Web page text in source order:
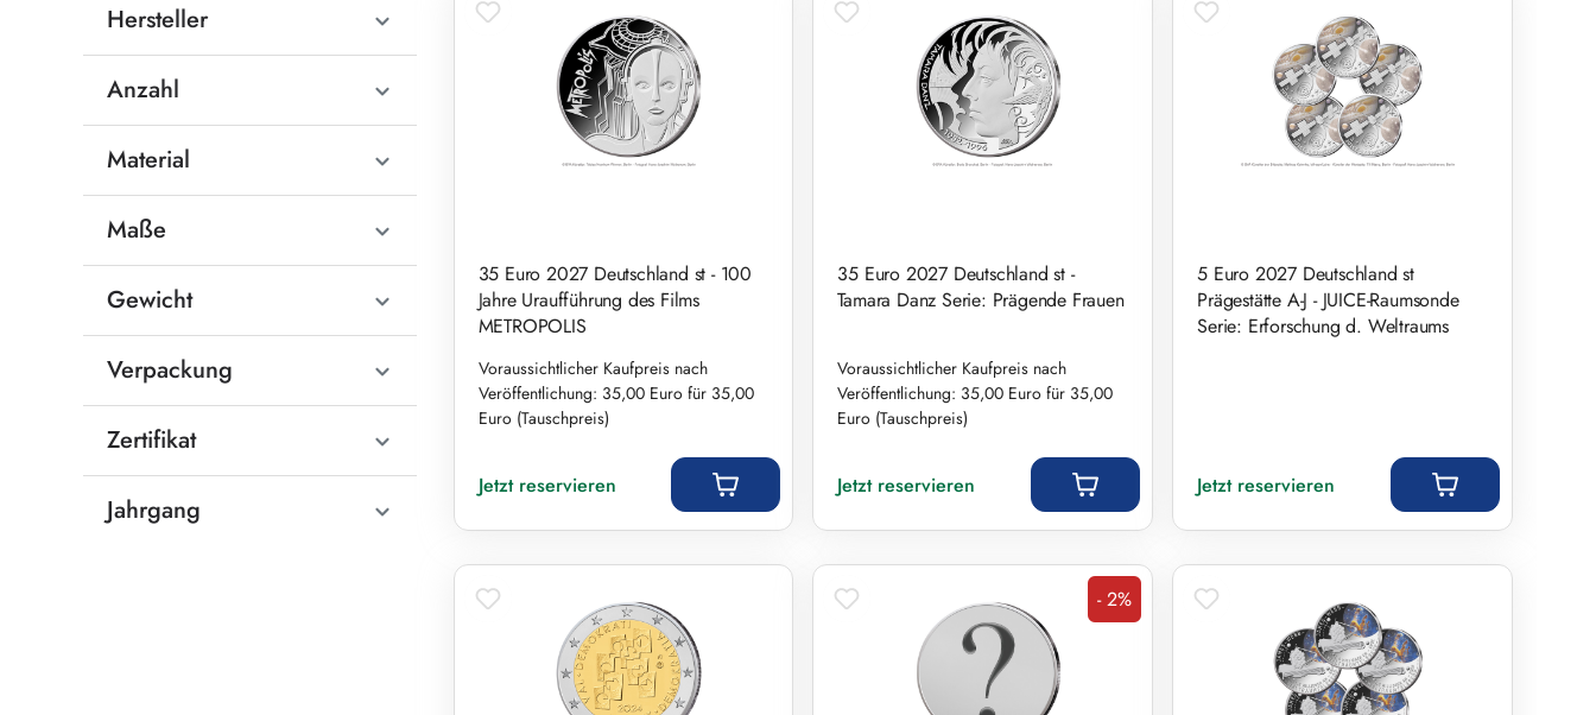
Hersteller
Anzahl
Material
Maße
Gewicht
Verpackung
Zertifikat
Jahrgang
35 Euro 2027 Deutschland st - 100
Jahre Uraufführung des Films
METROPOLIS
Voraussichtlicher Kaufpreis nach
Veröffentlichung: 35,00 Euro für 35,00
Euro (Tauschpreis)
Jetzt reservieren
35 Euro 2027 Deutschland st -
Tamara Danz Serie: Prägende Frauen
Voraussichtlicher Kaufpreis nach
Veröffentlichung: 35,00 Euro für 35,00
Euro (Tauschpreis)
Jetzt reservieren
5 Euro 2027 Deutschland st
Prägestätte A-J - JUICE-Raumsonde
Serie: Erforschung d. Weltraums
Jetzt reservieren
Rabatt
- 2%